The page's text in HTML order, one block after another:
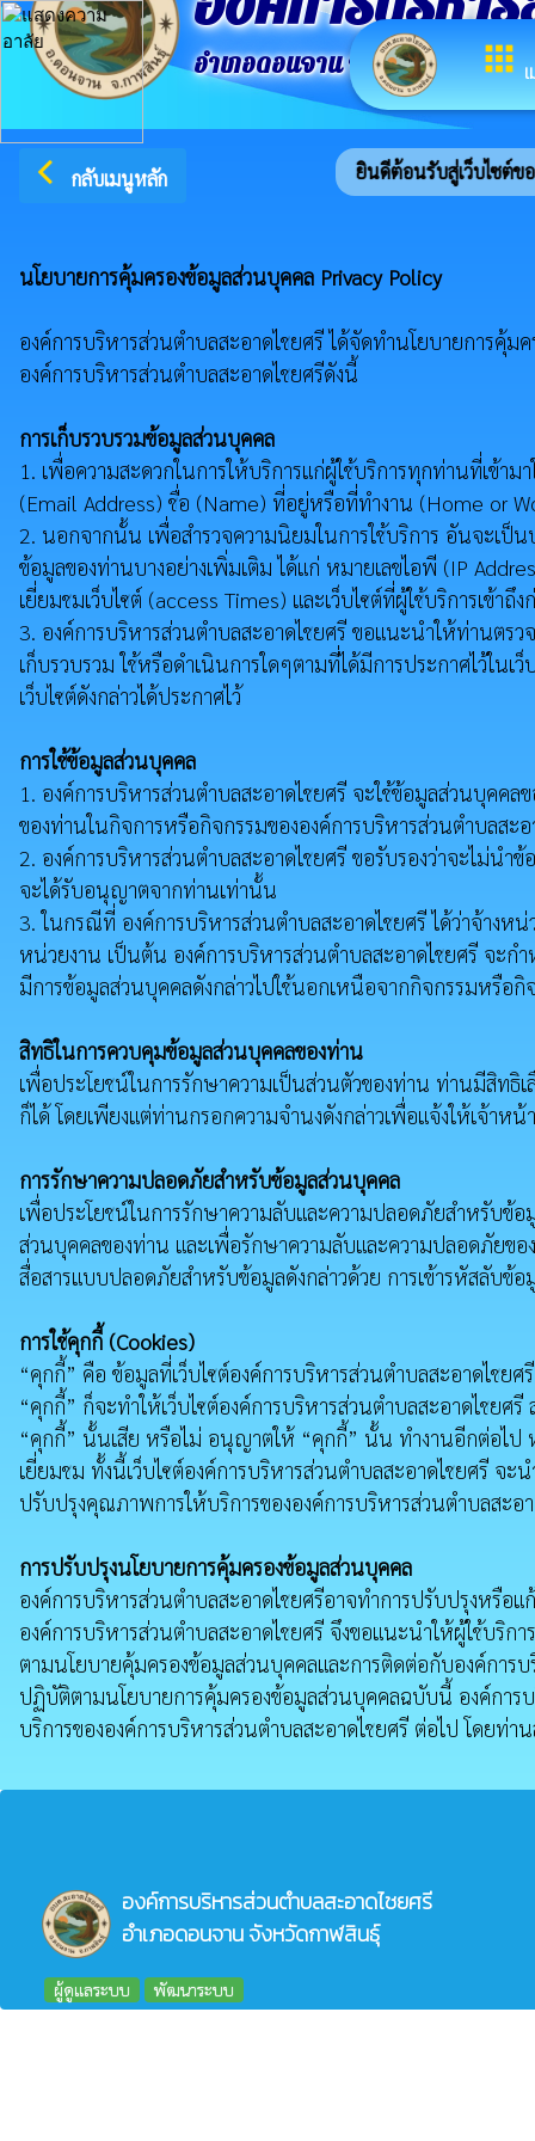
apps
อำเภอดอนจาน จังหวัดกาฬสินธ์ุ
arrow_back_ios กลับเมนูหลัก ยินดีต้อนรับสู่เว็บไซต์ขอ
นโยบายการคุ้มครองข้อมูลส่วนบุคคล Privacy Policy
องค์การบริหารส่วนตำบลสะอาดไชยศรี ได้จัดทำนโยบายการคุ้
องค์การบริหารส่วนตำบลสะอาดไชยศรีดังนี้
การเก็บรวบรวมข้อมูลส่วนบุคคล
1. เพื่อความสะดวกในการให้บริการแก่ผู้ใช้บริการทุกท่านที่เข้าม
(Email Address) ชื่อ (Name) ที่อยู่หรือที่ทำงาน (Home or
2. นอกจากนั้น เพื่อสำรวจความนิยมในการใช้บริการ อันจะเป็น
ข้อมูลของท่านบางอย่างเพิ่มเติม ได้แก่ หมายเลขไอพี (IP
เยี่ยมชมเว็บไซต์ (access Times) และเว็บไซต์ที่ผู้ใช้บริการเข้
3. องค์การบริหารส่วนตำบลสะอาดไชยศรี ขอแนะนำให้ท่านตรว
เก็บรวบรวม ใช้หรือดำเนินการใดๆตามที่ได้มีการประกาศไว้ใน
เว็บไซต์ดังกล่าวได้ประกาศไว้
การใช้ข้อมูลส่วนบุคคล
1. องค์การบริหารส่วนตำบลสะอาดไชยศรี จะใช้ข้อมูลส่วนบุคค
ของท่านในกิจการหรือกิจกรรมขององค์การบริหารส่วนตำบลสะ
2. องค์การบริหารส่วนตำบลสะอาดไชยศรี ขอรับรองว่าจะไม่น
จะได้รับอนุญาตจากท่านเท่านั้น
3. ในกรณีที่ องค์การบริหารส่วนตำบลสะอาดไชยศรี ได้ว่าจ้างห
หน่วยงาน เป็นต้น องค์การบริหารส่วนตำบลสะอาดไชยศรี จะ
มีการข้อมูลส่วนบุคคลดังกล่าวไปใช้นอกเหนือจากกิจกรรมหรือกิ
สิทธิในการควบคุมข้อมูลส่วนบุคคลของท่าน
เพื่อประโยชน์ในการรักษาความเป็นส่วนตัวของท่าน ท่านมีสิทธิ
ก็ได้ โดยเพียงแต่ท่านกรอกความจำนงดังกล่าวเพื่อแจ้งให้เจ้า
การรักษาความปลอดภัยสำหรับข้อมูลส่วนบุคคล
เพื่อประโยชน์ในการรักษาความลับและความปลอดภัยสำหรับข้
ส่วนบุคคลของท่าน และเพื่อรักษาความลับและความปลอดภัยขอ
สื่อสารแบบปลอดภัยสำหรับข้อมูลดังกล่าวด้วย การเข้ารหัสลับข้
การใช้คุกกี้ (Cookies)
“คุกกี้” คือ ข้อมูลที่เว็บไซต์องค์การบริหารส่วนตำบลสะอาดไชย
“คุกกี้” ก็จะทำให้เว็บไซต์องค์การบริหารส่วนตำบลสะอาดไชย
“คุกกี้” นั้นเสีย หรือไม่ อนุญาตให้ “คุกกี้” นั้น ทำงานอีกต่อไป
เยี่ยมชม ทั้งนี้เว็บไซต์องค์การบริหารส่วนตำบลสะอาดไชยศรี จ
ปรับปรุงคุณภาพการให้บริการขององค์การบริหารส่วนตำบลสะอ
การปรับปรุงนโยบายการคุ้มครองข้อมูลส่วนบุคคล
องค์การบริหารส่วนตำบลสะอาดไชยศรีอาจทำการปรับปรุงหรื
องค์การบริหารส่วนตำบลสะอาดไชยศรี จึงขอแนะนําให้ผู้ใช้บริ
ตามนโยบายคุ้มครองข้อมูลส่วนบุคคลและการติดต่อกับองค์การ
ปฏิบัติตามนโยบายการคุ้มครองข้อมูลส่วนบุคคลฉบับนี้ องค์การ
บริการขององค์การบริหารส่วนตำบลสะอาดไชยศรี ต่อไป โดยท่
องค์การบริหารส่วนตำบลสะอาดไชยศรี
อำเภอดอนจาน จังหวัดกาฬสินธุ์
ผู้ดูแลระบบ พัฒนาระบบ